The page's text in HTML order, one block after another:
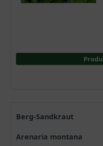
Berg-Sandkraut
Arenaria montana